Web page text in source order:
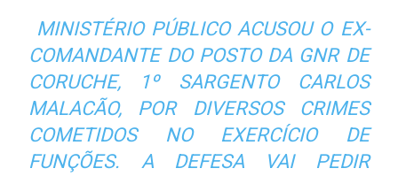
MINISTÉRIO PÚBLICO ACUSOU O EX-
COMANDANTE DO POSTO DA GNR DE
CORUCHE, 1º SARGENTO CARLOS
MALACÃO, POR DIVERSOS CRIMES
COMETIDOS NO EXERCÍCIO DE
FUNÇÕES. A DEFESA VAI PEDIR